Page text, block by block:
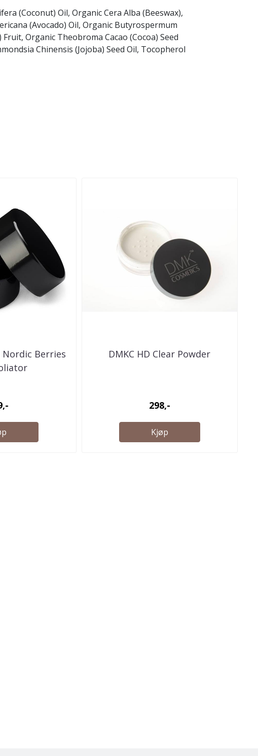
(Coconut) Oil, Organic Cera Alba (Beeswax),
(Avocado) Oil, Organic Butyrospermum
Organic Theobroma Cacao (Cocoa) Seed
Chinensis (Jojoba) Seed Oil, Tocopherol
Nordic Berries
DMKC HD Clear Powder
298,-
Kjøp